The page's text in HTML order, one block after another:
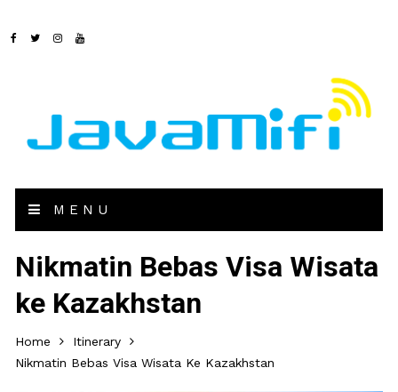
MENU
Nikmatin Bebas Visa Wisata
ke Kazakhstan
Home
Itinerary
Nikmatin Bebas Visa Wisata Ke Kazakhstan